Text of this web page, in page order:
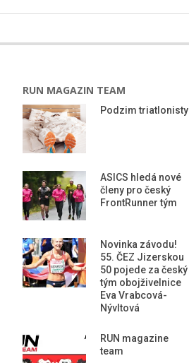
RUN MAGAZIN TEAM
Podzim triatlonisty
ASICS hledá nové
členy pro český
FrontRunner tým
Novinka závodu!
55. ČEZ Jizerskou
50 pojede za český
tým obojživelnice
Eva Vrabcová-
Nývltová
RUN magazine
team